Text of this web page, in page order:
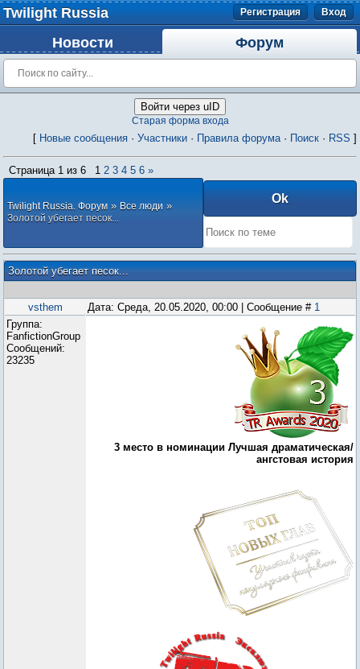
Twilight Russia Регистрация Вход
Новости Форум
Войти через uID
Старая форма входа
[ Новые сообщения · Участники · Правила форума· Поиск · RSS ]
Страница 1 из 6 1 2 3 4 5 6 »
Twilight Russia. Форум » Все люди »
Золотой убегает песок...
Золотой убегает песок...
vsthem Дата: Среда, 20.05.2020, 00:00 | Сообщение # 1
Группа:
FanfictionGroup
Сообщений:
23235
3 место в номинации Лучшая драматическая/
ангстовая история